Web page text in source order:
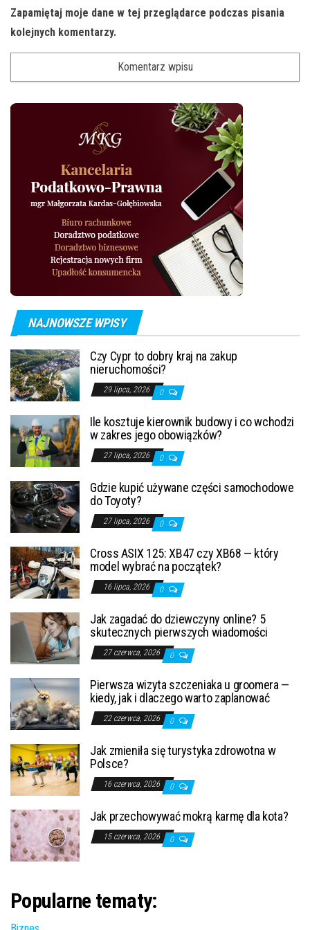
Zapamiętaj moje dane w tej przeglądarce podczas pisania
kolejnych komentarzy.
NAJNOWSZE WPISY
Czy Cypr to dobry kraj na zakup
nieruchomości?
29 lipca, 2026 0
Ile kosztuje kierownik budowy i co wchodzi
w zakres jego obowiązków?
27 lipca, 2026 0
Gdzie kupić używane części samochodowe
do Toyoty?
27 lipca, 2026 0
Cross ASIX 125: XB47 czy XB68 — który
model wybrać na początek?
16 lipca, 2026 0
Jak zagadać do dziewczyny online? 5
skutecznych pierwszych wiadomości
27 czerwca, 2026 0
Pierwsza wizyta szczeniaka u groomera —
kiedy, jak i dlaczego warto zaplanować
22 czerwca, 2026 0
Jak zmieniła się turystyka zdrowotna w
Polsce?
16 czerwca, 2026 0
Jak przechowywać mokrą karmę dla kota?
15 czerwca, 2026 0
Popularne tematy: